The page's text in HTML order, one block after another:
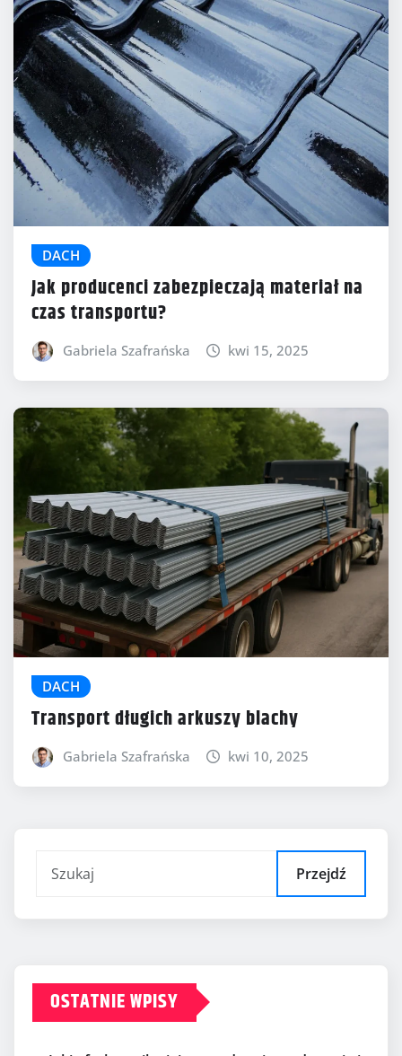
DACH
Jak producenci zabezpieczają materiał na
czas transportu?
Gabriela Szafrańska kwi 15, 2025
DACH
Transport długich arkuszy blachy
Gabriela Szafrańska kwi 10, 2025
Przejdź
OSTATNIE WPISY